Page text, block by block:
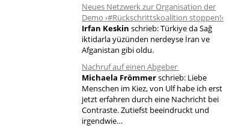
Neues Netzwerk zur Organisation der
Demo ›#Rückschrittskoalition stoppen!‹
Irfan Keskin schrieb:Türkiye da Sağ
iktidarla yüzünden nerdeyse İran ve
Afganistan gibi oldu.
Nachruf auf einen Abgeber
Michaela Frömmerschrieb: Liebe
Menschen im Kiez, von Ulf habe ich erst
jetzt erfahren durch eine Nachricht bei
Contraste. Zutiefst beeindruckt und
irgendwie…